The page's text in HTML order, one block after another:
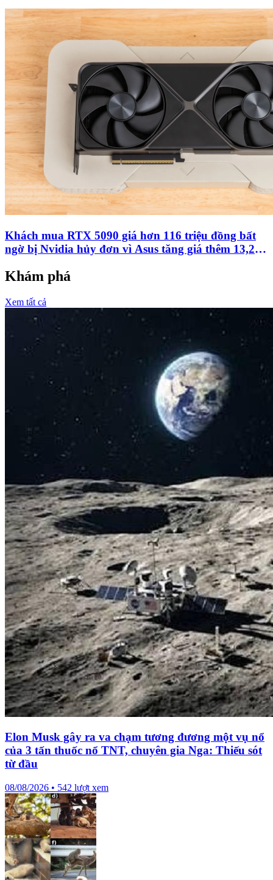
Khách mua RTX 5090 giá hơn 116 triệu đồng bất
ngờ bị Nvidia hủy đơn vì Asus tăng giá thêm 13,2
Khám phá
Xem tất cả
Elon Musk gây ra va chạm tương đương một vụ nổ
của 3 tấn thuốc nổ TNT, chuyên gia Nga: Thiếu sót
từ đầu
08/08/2026 • 542 lượt xem